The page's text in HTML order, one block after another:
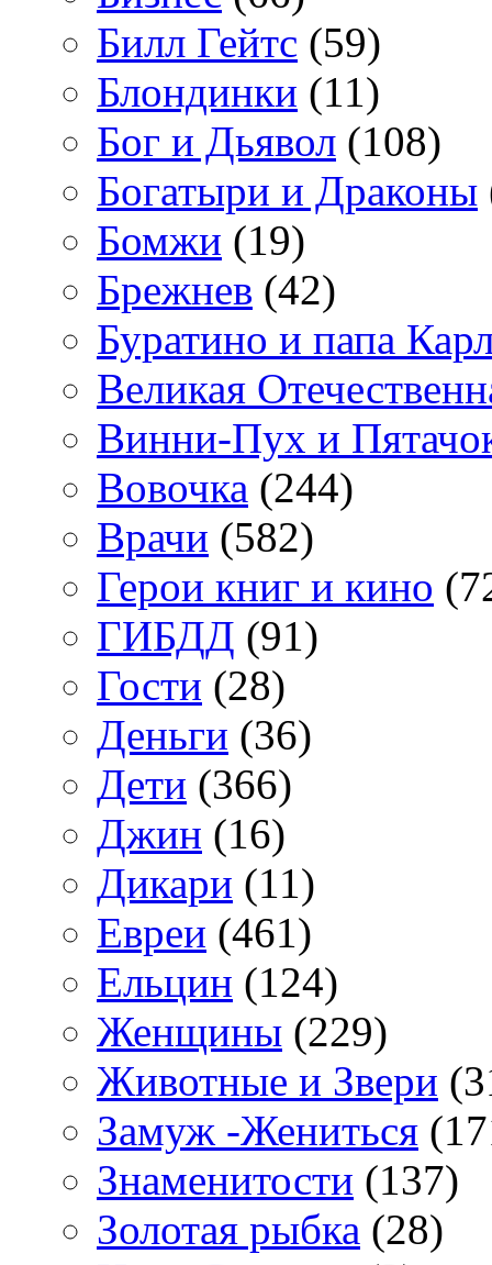
Билл Гейтс (59)
Блондинки (11)
Бог и Дьявол (108)
Богатыри и Драконы
Бомжи (19)
Брежнев (42)
Буратино и папа
Великая
Винни-Пух и
Вовочка (244)
Врачи (582)
Герои книг и кино
ГИБДД (91)
Гости (28)
Деньги (36)
Дети (366)
Джин (16)
Дикари (11)
Евреи (461)
Ельцин (124)
Женщины (229)
Животные и Звери
Замуж -Жениться
Знаменитости (137)
Золотая рыбка (28)